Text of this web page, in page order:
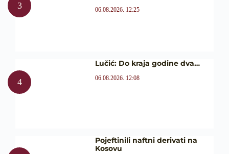
06.08.2026. 12:25
Lučić: Do kraja godine dva…
06.08.2026. 12:08
Pojeftinili naftni derivati na
Kosovu